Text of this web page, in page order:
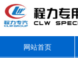
网站首页